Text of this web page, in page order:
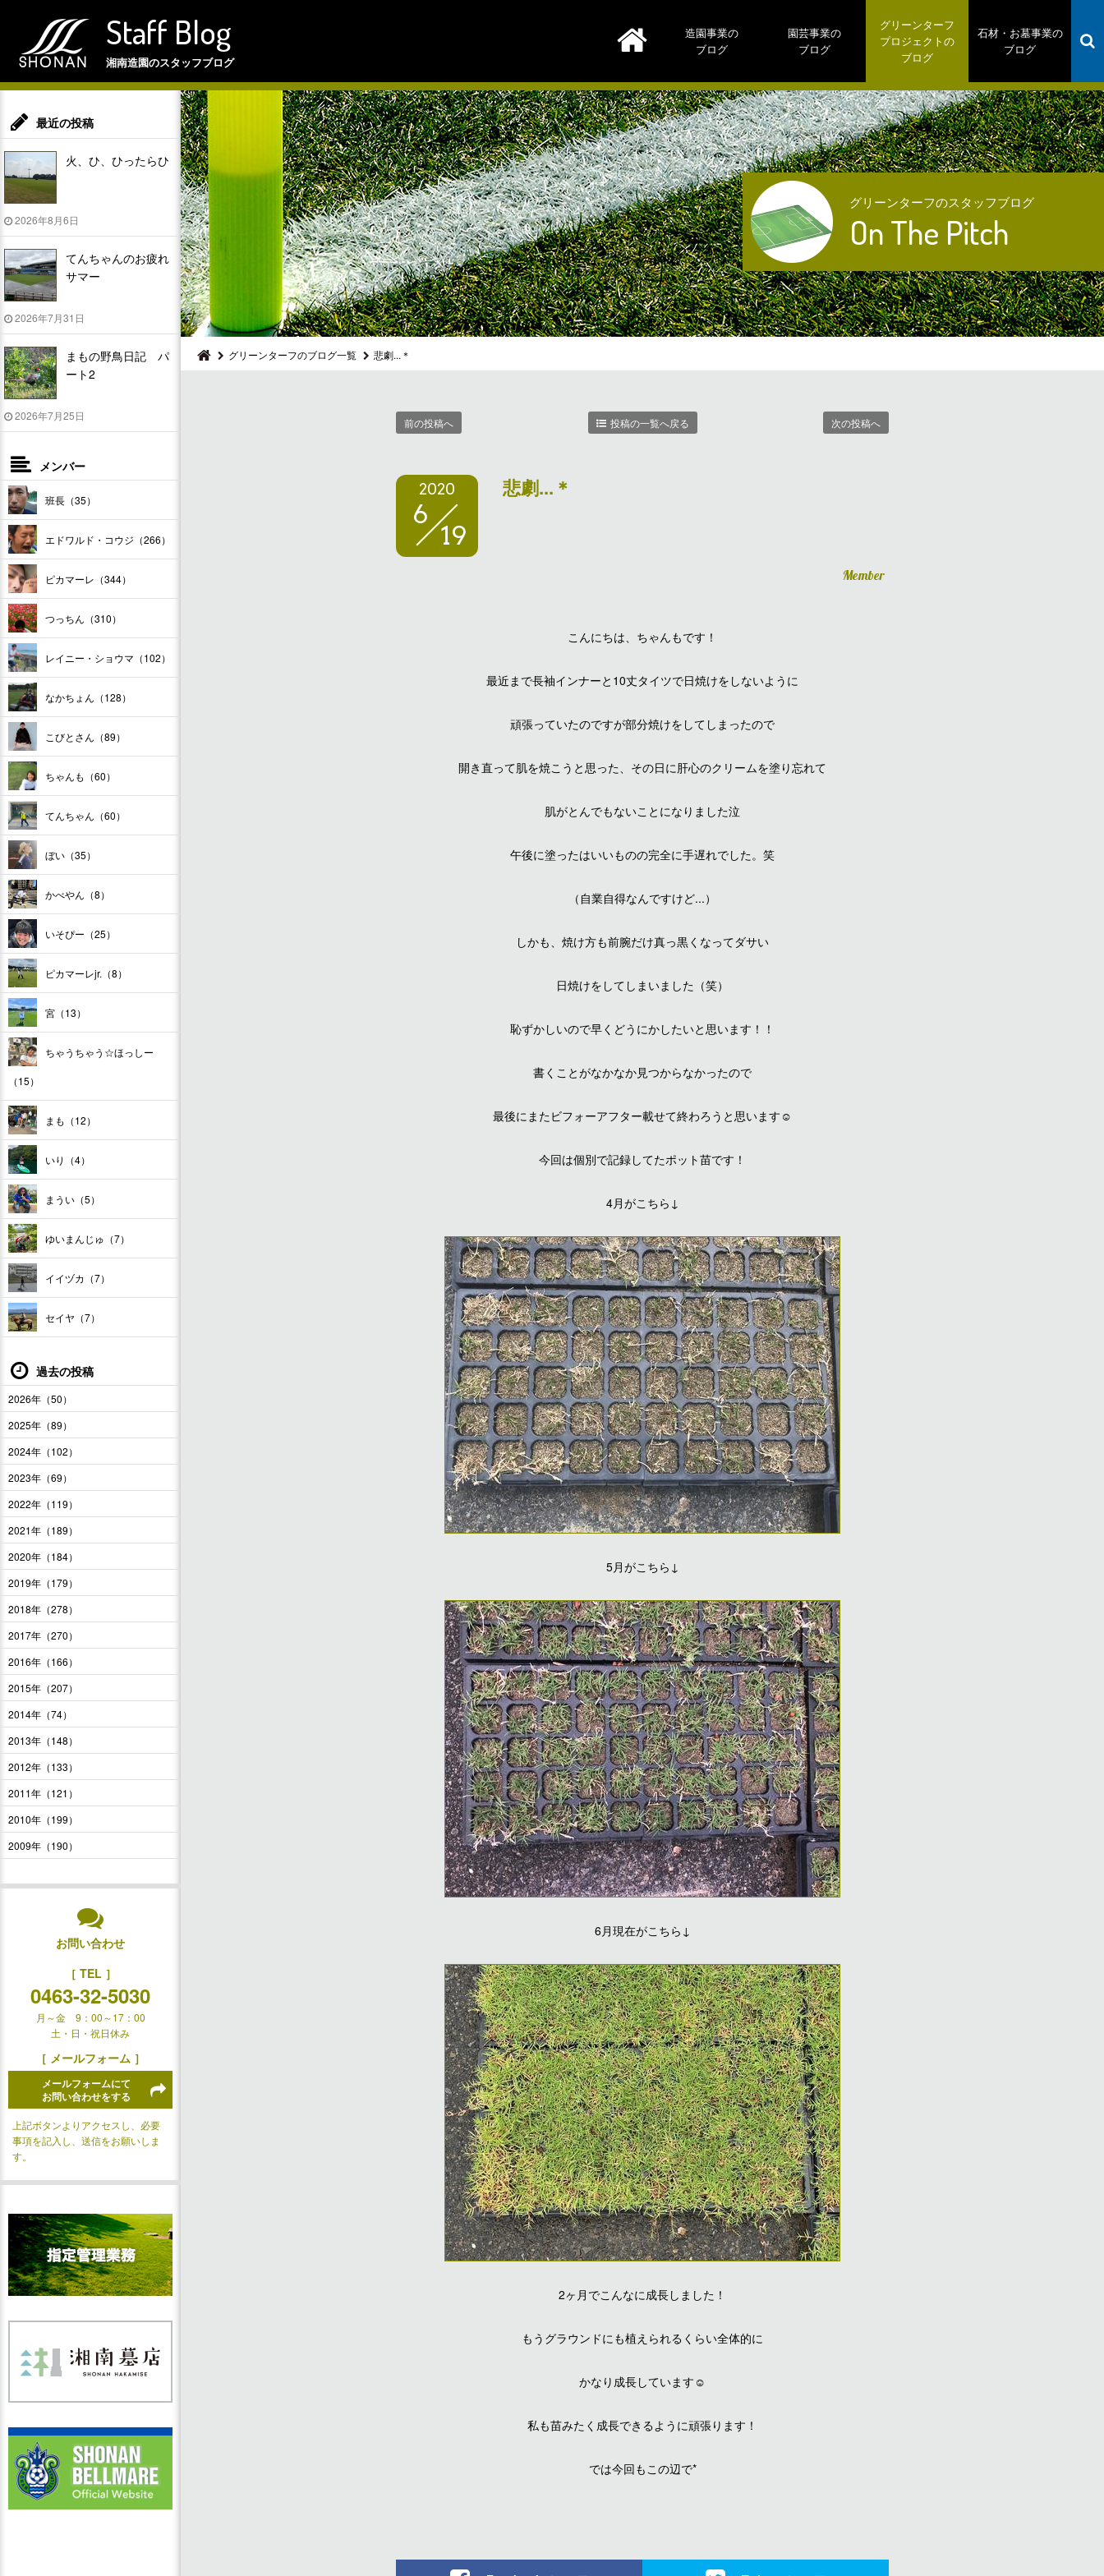
Staff Blog
湘南造園のスタッフブログ
造園事業の
ブログ
園芸事業の
ブログ
グリーンターフ
プロジェクトの
ブログ
石材・お墓事業の
ブログ
グリーンターフのスタッフブログ
On The Pitch
グリーンターフのブログ一覧 悲劇...＊
前の投稿へ 投稿の一覧へ戻る 次の投稿へ
2020
6
19
悲劇...＊
Member
こんにちは、ちゃんもです！
最近まで長袖インナーと10丈タイツで日焼けをしないように
頑張っていたのですが部分焼けをしてしまったので
開き直って肌を焼こうと思った、その日に肝心のクリームを塗り忘れて
肌がとんでもないことになりました泣
午後に塗ったはいいものの完全に手遅れでした。笑
（自業自得なんですけど...）
しかも、焼け方も前腕だけ真っ黒くなってダサい
日焼けをしてしまいました（笑）
恥ずかしいので早くどうにかしたいと思います！！
書くことがなかなか見つからなかったので
最後にまたビフォーアフター載せて終わろうと思います☺︎
今回は個別で記録してたポット苗です！
4月がこちら↓
5月がこちら↓
6月現在がこちら↓
2ヶ月でこんなに成長しました！
もうグラウンドにも植えられるくらい全体的に
かなり成長しています☺︎
私も苗みたく成長できるように頑張ります！
では今回もこの辺で*
最近の投稿
火、ひ、ひったらひ
2026年8月6日
てんちゃんのお疲れ
サマー
2026年7月31日
まもの野鳥日記 パ
ート2
2026年7月25日
メンバー
班長（35）
エドワルド・コウジ（266）
ピカマーレ（344）
つっちん（310）
レイニー・ショウマ（102）
なかちょん（128）
こびとさん（89）
ちゃんも（60）
てんちゃん（60）
ぼい（35）
かべやん（8）
いそぴー（25）
ピカマーレjr.（8）
宮（13）
ちゃうちゃう☆ほっしー
（15）
まも（12）
いり（4）
まうい（5）
ゆいまんじゅ（7）
イイヅカ（7）
セイヤ（7）
過去の投稿
2026年（50）
2025年（89）
2024年（102）
2023年（69）
2022年（119）
2021年（189）
2020年（184）
2019年（179）
2018年（278）
2017年（270）
2016年（166）
2015年（207）
2014年（74）
2013年（148）
2012年（133）
2011年（121）
2010年（199）
2009年（190）
お問い合わせ
［ TEL ］
0463-32-5030
月～金 9：00～17：00
土・日・祝日休み
［ メールフォーム ］
メールフォームにて
お問い合わせをする
上記ボタンよりアクセスし、必要
事項を記入し、送信をお願いしま
す。